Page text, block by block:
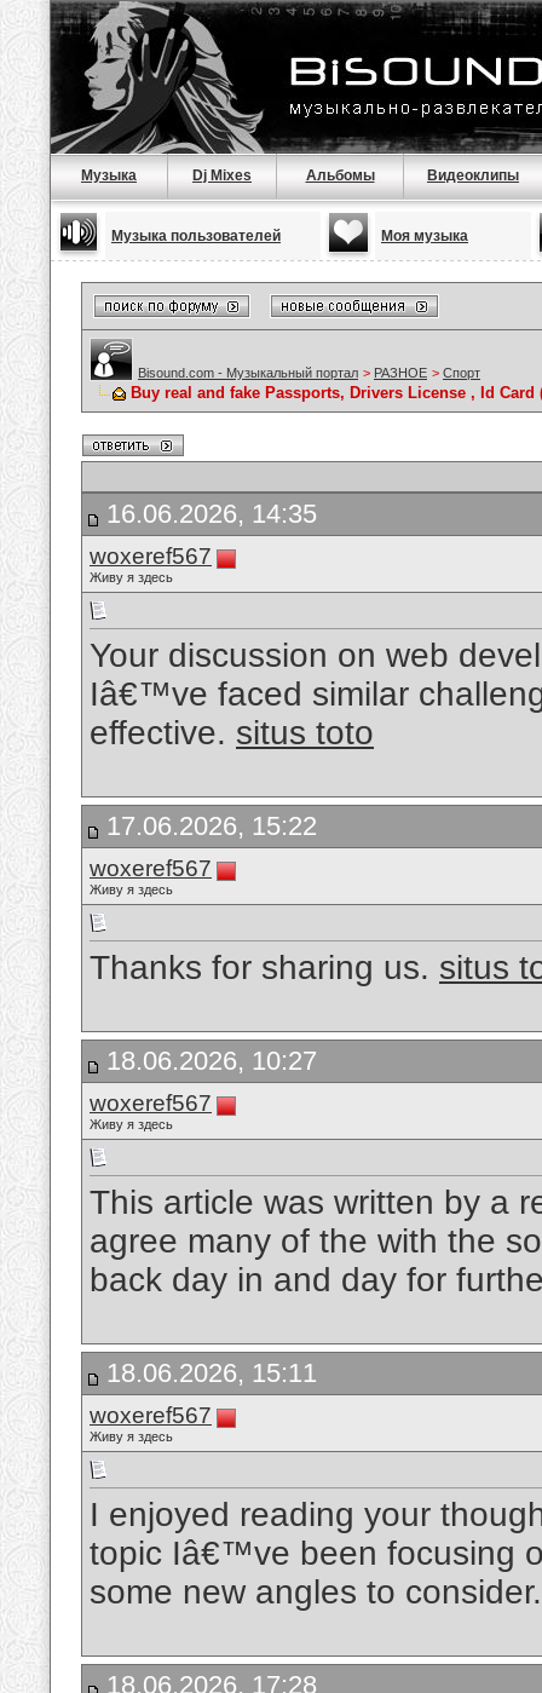
Музыка Dj Mixes Альбомы Видеоклипы
Музыка пользователей Моя музыка
Bisound.com - Музыкальный портал > РАЗНОЕ > Спорт
Buy real and fake Passports, Drivers License , Id Card
16.06.2026, 14:35
woxeref567
Живу я здесь
Your discussion on web
Iâ€™ve faced similar
effective. situs toto
17.06.2026, 15:22
woxeref567
Живу я здесь
Thanks for sharing us. situs
18.06.2026, 10:27
woxeref567
Живу я здесь
This article was written by a
agree many of the with the
back day in and day for
18.06.2026, 15:11
woxeref567
Живу я здесь
I enjoyed reading your
topic Iâ€™ve been focusing
some new angles to
18.06.2026, 17:28